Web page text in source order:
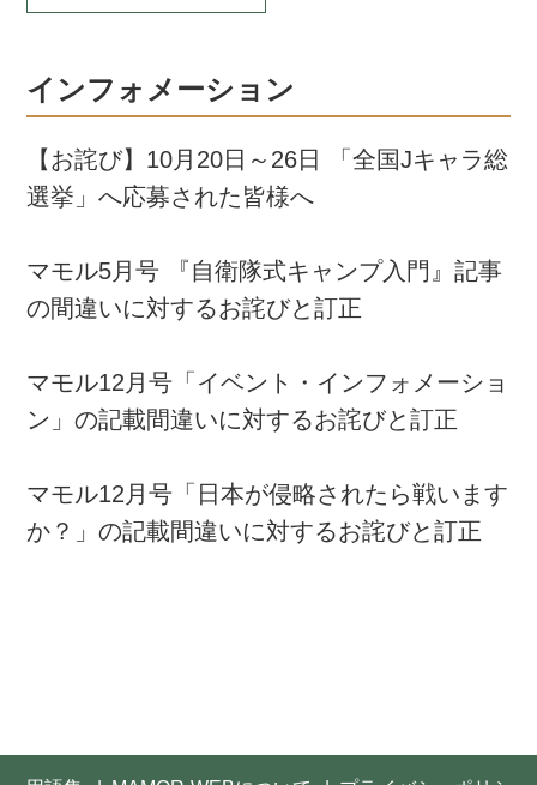
インフォメーション
【お詫び】10月20日～26日 「全国Jキャラ総
選挙」へ応募された皆様へ
マモル5月号 『自衛隊式キャンプ入門』記事
の間違いに対するお詫びと訂正
マモル12月号「イベント・インフォメーショ
ン」の記載間違いに対するお詫びと訂正
マモル12月号「日本が侵略されたら戦います
か？」の記載間違いに対するお詫びと訂正